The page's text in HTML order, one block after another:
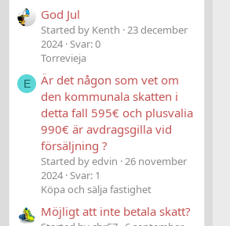
God Jul
Started by Kenth 23 december
2024 Svar: 0
Torrevieja
E
Är det någon som vet om
den kommunala skatten i
detta fall 595€ och plusvalia
990€ är avdragsgilla vid
försäljning ?
Started by edvin 26 november
2024 Svar: 1
Köpa och sälja fastighet
Möjligt att inte betala skatt?